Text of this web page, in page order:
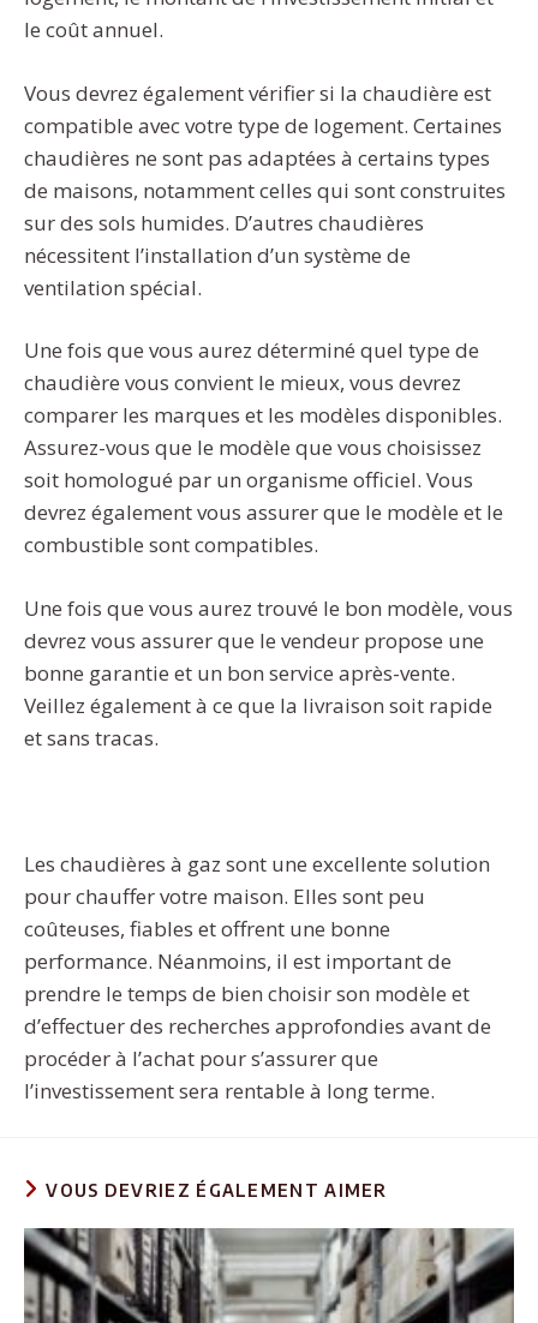
le coût annuel.
Vous devrez également vérifier si la chaudière est
compatible avec votre type de logement. Certaines
chaudières ne sont pas adaptées à certains types
de maisons, notamment celles qui sont construites
sur des sols humides. D’autres chaudières
nécessitent l’installation d’un système de
ventilation spécial.
Une fois que vous aurez déterminé quel type de
chaudière vous convient le mieux, vous devrez
comparer les marques et les modèles disponibles.
Assurez-vous que le modèle que vous choisissez
soit homologué par un organisme officiel. Vous
devrez également vous assurer que le modèle et le
combustible sont compatibles.
Une fois que vous aurez trouvé le bon modèle, vous
devrez vous assurer que le vendeur propose une
bonne garantie et un bon service après-vente.
Veillez également à ce que la livraison soit rapide
et sans tracas.
Les chaudières à gaz sont une excellente solution
pour chauffer votre maison. Elles sont peu
coûteuses, fiables et offrent une bonne
performance. Néanmoins, il est important de
prendre le temps de bien choisir son modèle et
d’effectuer des recherches approfondies avant de
procéder à l’achat pour s’assurer que
l’investissement sera rentable à long terme.
VOUS DEVRIEZ ÉGALEMENT AIMER